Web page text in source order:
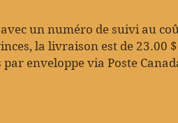
un numéro de suivi au
la livraison est de 23.00
enveloppe via Poste